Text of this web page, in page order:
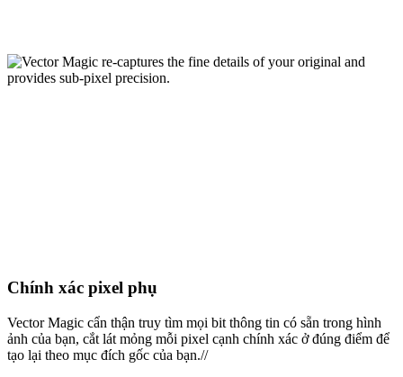
Chính xác pixel phụ
Vector Magic cẩn thận truy tìm mọi bit thông tin có sẵn trong hình
ảnh của bạn, cắt lát mỏng mỗi pixel cạnh chính xác ở đúng điểm để
tạo lại theo mục đích gốc của bạn.//